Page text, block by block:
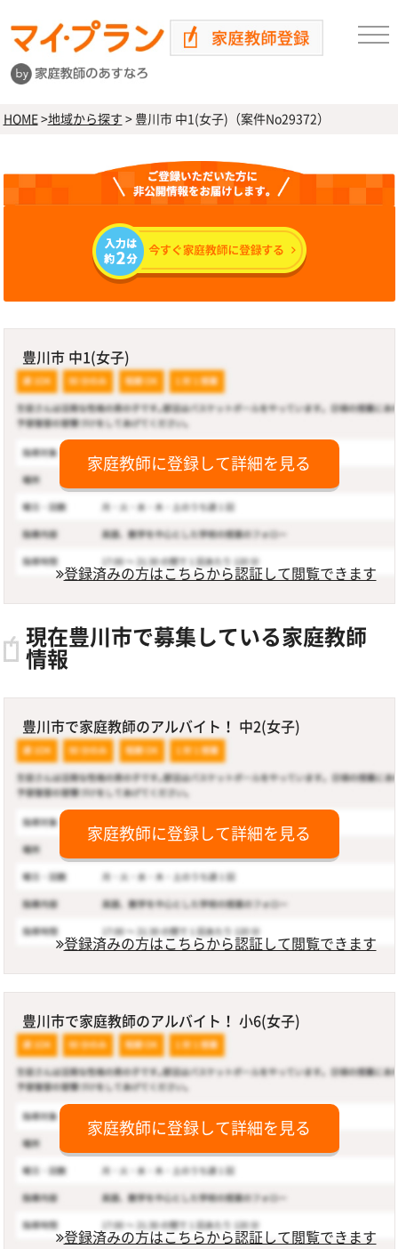
HOME>地域から探す >豊川市 中1(女子)（案件No29372）
豊川市 中1(女子)
家庭教師に登録して詳細を見る
登録済みの方はこちらから認証して閲覧できます
現在豊川市で募集している家庭教師
情報
豊川市で家庭教師のアルバイト！ 中2(女子)
家庭教師に登録して詳細を見る
登録済みの方はこちらから認証して閲覧できます
豊川市で家庭教師のアルバイト！ 小6(女子)
家庭教師に登録して詳細を見る
登録済みの方はこちらから認証して閲覧できます